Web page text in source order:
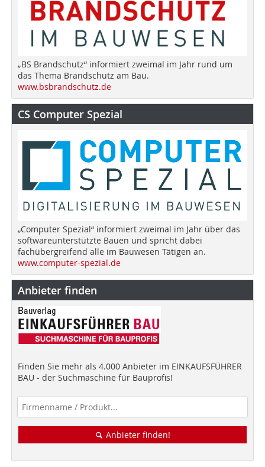
„BS Brandschutz“ informiert zweimal im Jahr rund um
das Thema Brandschutz am Bau.
www.bsbrandschutz.de
CS Computer Spezial
„Computer Spezial“ informiert zweimal im Jahr über das
softwareunterstützte Bauen und spricht dabei
fachübergreifend alle im Bauwesen Tätigen an.
www.computer-spezial.de
Anbieter finden
Finden Sie mehr als 4.000 Anbieter im EINKAUFSFÜHRER
BAU - der Suchmaschine für Bauprofis!
Anbieter finden!